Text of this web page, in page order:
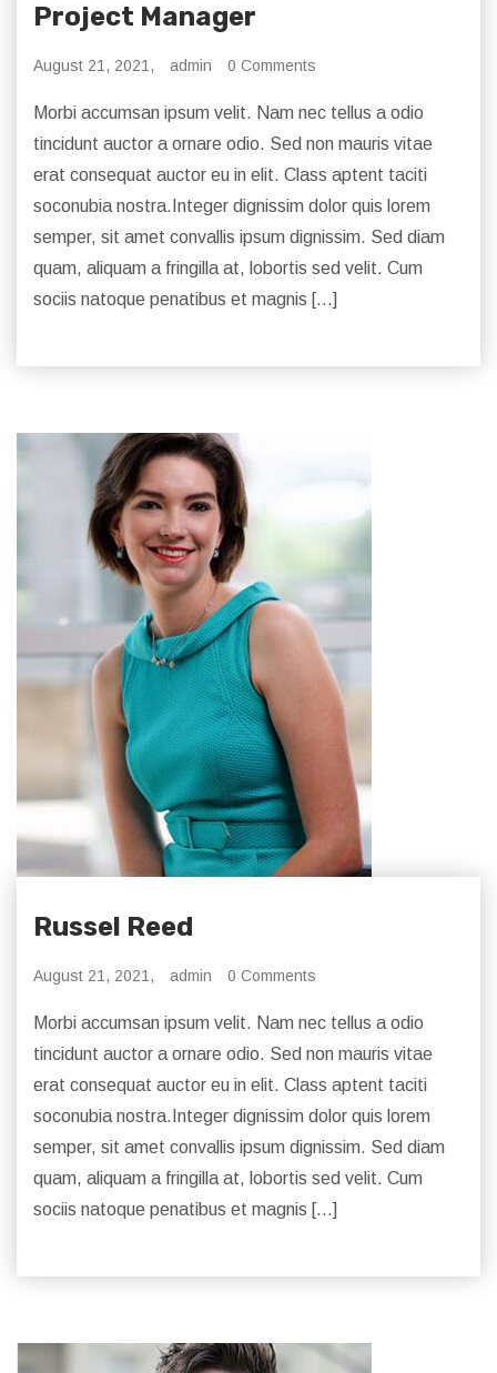
Project Manager
August 21, 2021, admin 0 Comments
Morbi accumsan ipsum velit. Nam nec tellus a odio
tincidunt auctor a ornare odio. Sed non mauris vitae
erat consequat auctor eu in elit. Class aptent taciti
soconubia nostra.Integer dignissim dolor quis lorem
semper, sit amet convallis ipsum dignissim. Sed diam
quam, aliquam a fringilla at, lobortis sed velit. Cum
sociis natoque penatibus et magnis […]
Russel Reed
August 21, 2021, admin 0 Comments
Morbi accumsan ipsum velit. Nam nec tellus a odio
tincidunt auctor a ornare odio. Sed non mauris vitae
erat consequat auctor eu in elit. Class aptent taciti
soconubia nostra.Integer dignissim dolor quis lorem
semper, sit amet convallis ipsum dignissim. Sed diam
quam, aliquam a fringilla at, lobortis sed velit. Cum
sociis natoque penatibus et magnis […]